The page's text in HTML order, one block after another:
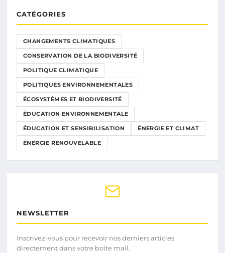
CATÉGORIES
CHANGEMENTS CLIMATIQUES
CONSERVATION DE LA BIODIVERSITÉ
POLITIQUE CLIMATIQUE
POLITIQUES ENVIRONNEMENTALES
ÉCOSYSTÈMES ET BIODIVERSITÉ
ÉDUCATION ENVIRONNEMENTALE
ÉDUCATION ET SENSIBILISATION ÉNERGIE ET CLIMAT
ÉNERGIE RENOUVELABLE
NEWSLETTER
Inscrivez-vous pour recevoir nos derniers articles
directement dans votre boîte mail.